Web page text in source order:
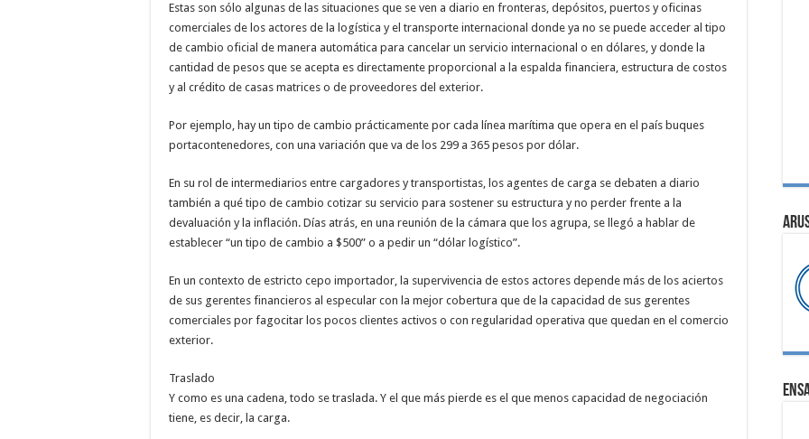
Estas son sólo algunas de las situaciones que se ven a diario en fronteras, depósitos, puertos y oficinas
comerciales de los actores de la logística y el transporte internacional donde ya no se puede acceder al tipo
de cambio oficial de manera automática para cancelar un servicio internacional o en dólares, y donde la
cantidad de pesos que se acepta es directamente proporcional a la espalda financiera, estructura de costos
y al crédito de casas matrices o de proveedores del exterior.
Por ejemplo, hay un tipo de cambio prácticamente por cada línea marítima que opera en el país buques
portacontenedores, con una variación que va de los 299 a 365 pesos por dólar.
En su rol de intermediarios entre cargadores y transportistas, los agentes de carga se debaten a diario
también a qué tipo de cambio cotizar su servicio para sostener su estructura y no perder frente a la
devaluación y la inflación. Días atrás, en una reunión de la cámara que los agrupa, se llegó a hablar de
establecer “un tipo de cambio a $500” o a pedir un “dólar logístico”.
En un contexto de estricto cepo importador, la supervivencia de estos actores depende más de los aciertos
de sus gerentes financieros al especular con la mejor cobertura que de la capacidad de sus gerentes
comerciales por fagocitar los pocos clientes activos o con regularidad operativa que quedan en el comercio
exterior.
Traslado
Y como es una cadena, todo se traslada. Y el que más pierde es el que menos capacidad de negociación
tiene, es decir, la carga.